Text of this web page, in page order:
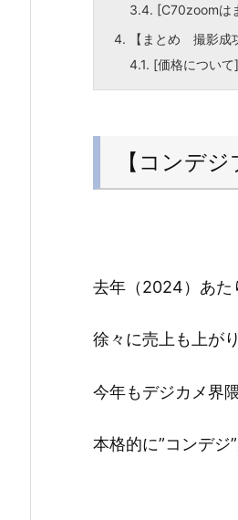
3.4. [C70zoomは
4. 【まとめ 撮影成
4.1. [価格について]
【コンデジ
去年（2024）あた
徐々に売上も上が
今年もデジカメ界
本格的に”コンデジ